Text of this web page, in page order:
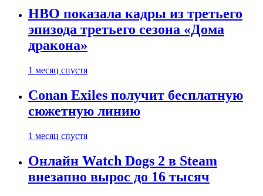
HBO показала кадры из третьего
эпизода третьего сезона «Дома
дракона»
1 месяц спустя
Conan Exiles получит бесплатную
сюжетную линию
1 месяц спустя
Онлайн Watch Dogs 2 в Steam
внезапно вырос до 16 тысяч